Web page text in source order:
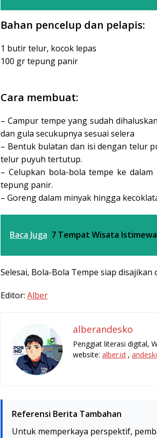
Bahan pencelup dan pelapis:
1 butir telur, kocok lepas
100 gr tepung panir
Cara membuat:
– Campur tempe yang sudah
dan gula secukupnya sesuai selera
– Bentuk bulatan dan isi dengan telur
telur puyuh tertutup.
– Celupkan bola-bola tempe ke
tepung panir.
– Goreng dalam minyak hingga
Baca Juga 7 Tempat Wisata
Selesai, Bola-Bola Tempe siap
Editor: Alber
alberandesko
Penggiat literasi digital,
website: alber.id ,
Referensi Berita Tambahan
Untuk memperkaya perspektif,